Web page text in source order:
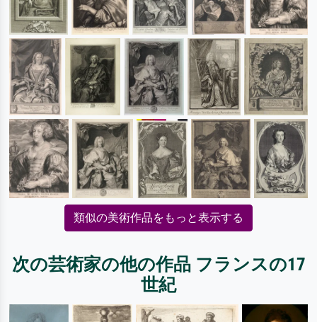
類似の美術作品をもっと表示する
次の芸術家の他の作品 フランスの17
世紀